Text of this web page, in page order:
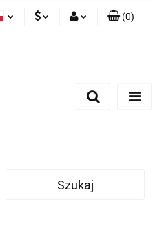
(0)
Szukaj